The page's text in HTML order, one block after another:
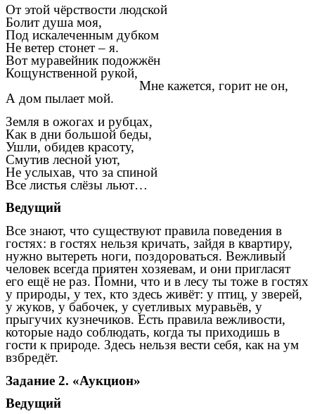
От этой чёрствости людской
Болит душа моя,
Под искалеченным дубком
Не ветер стонет – я.
Вот муравейник подожжён
Кощунственной рукой,
Мне кажется, горит не он,
А дом пылает мой.
Земля в ожогах и рубцах,
Как в дни большой беды,
Ушли, обидев красоту,
Смутив лесной уют,
Не услыхав, что за спиной
Все листья слёзы льют…
Ведущий
Все знают, что существуют правила поведения в
гостях: в гостях нельзя кричать, зайдя в квартиру,
нужно вытереть ноги, поздороваться. Вежливый
человек всегда приятен хозяевам, и они пригласят
его ещё не раз. Помни, что и в лесу ты тоже в гостях
у природы, у тех, кто здесь живёт: у птиц, у зверей,
у жуков, у бабочек, у суетливых муравьёв, у
прыгучих кузнечиков. Есть правила вежливости,
которые надо соблюдать, когда ты приходишь в
гости к природе. Здесь нельзя вести себя, как на ум
взбредёт.
Задание 2. «Аукцион»
Ведущий